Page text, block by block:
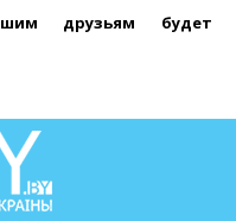
друзьям будет